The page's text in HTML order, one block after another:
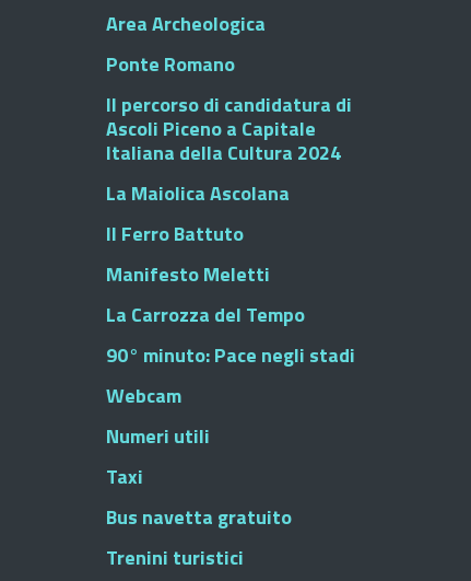
Area Archeologica
Ponte Romano
Il percorso di candidatura di
Ascoli Piceno a Capitale
Italiana della Cultura 2024
La Maiolica Ascolana
Il Ferro Battuto
Manifesto Meletti
La Carrozza del Tempo
90° minuto: Pace negli stadi
Webcam
Numeri utili
Taxi
Bus navetta gratuito
Trenini turistici